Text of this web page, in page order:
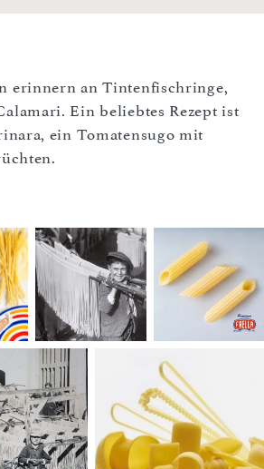
erinnern an Tintenfischringe,
Ein beliebtes Rezept ist
ein Tomatensugo mit